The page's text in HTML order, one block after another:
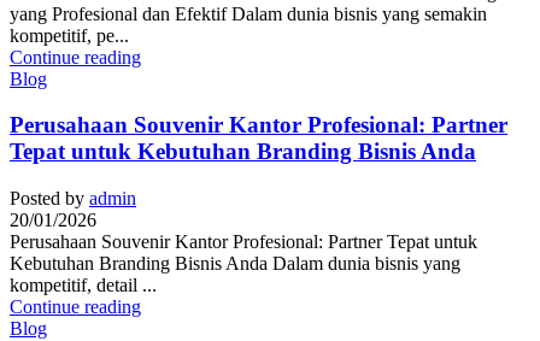
yang Profesional dan Efektif Dalam dunia bisnis yang semakin
kompetitif, pe...
Continue reading
Blog
Perusahaan Souvenir Kantor Profesional: Partner
Tepat untuk Kebutuhan Branding Bisnis Anda
Posted by admin
20/01/2026
Perusahaan Souvenir Kantor Profesional: Partner Tepat untuk
Kebutuhan Branding Bisnis Anda Dalam dunia bisnis yang
kompetitif, detail ...
Continue reading
Blog